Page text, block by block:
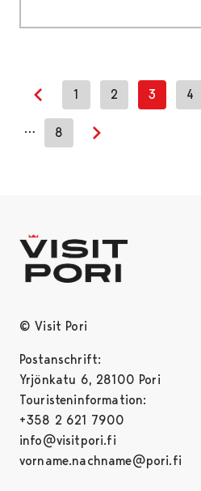
Previous page
1 2 3 4
… 8
© Visit Pori
Postanschrift:
Yrjönkatu 6, 28100 Pori
Touristeninformation:
+358 2 621 7900
info@visitpori.fi
vorname.nachname@pori.fi